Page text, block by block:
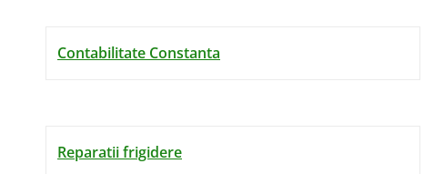
Contabilitate Constanta
Reparatii frigidere